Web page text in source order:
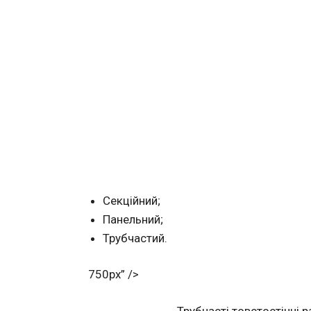
Секційний;
Панельний;
Трубчастий.
750px” />